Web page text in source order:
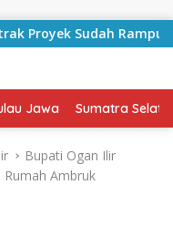
Sudah Rampung
Jawa Sumatra
Bupati Ogan Ilir
Rumah Ambruk